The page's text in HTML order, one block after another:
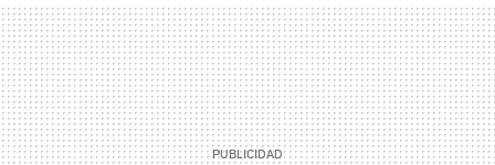
MAIL